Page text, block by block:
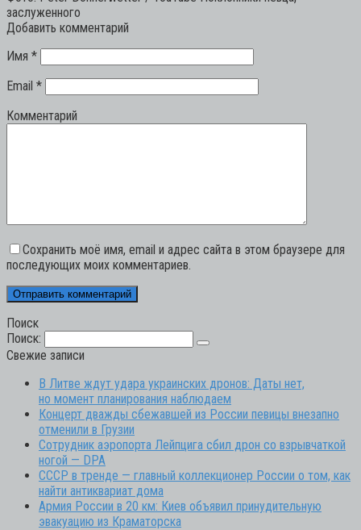
заслуженного
Добавить комментарий
Имя *
Email *
Комментарий
Сохранить моё имя, email и адрес сайта в этом браузере для
последующих моих комментариев.
Поиск
Поиск:
Свежие записи
В Литве ждут удара украинских дронов: Даты нет,
но момент планирования наблюдаем
Концерт дважды сбежавшей из России певицы внезапно
отменили в Грузии
Сотрудник аэропорта Лейпцига сбил дрон со взрывчаткой
ногой — DPA
СССР в тренде — главный коллекционер России о том, как
найти антиквариат дома
Армия России в 20 км: Киев объявил принудительную
эвакуацию из Краматорска